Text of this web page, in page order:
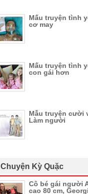
Mấu truyện tình
cơ may
Mấu truyện tình
con gái hơn
Mẫu truyện cười
Làm người
Chuyện Kỳ Quặc
Cô bé gái người
cao 80 cm,